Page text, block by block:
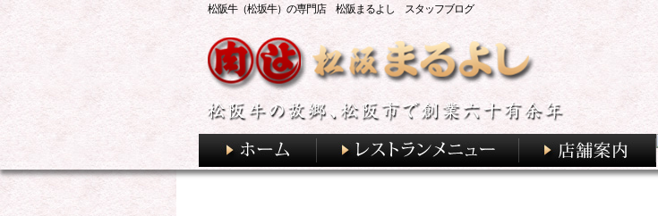
松阪牛（松坂牛）の専門店 松阪まるよし スタッフブログ